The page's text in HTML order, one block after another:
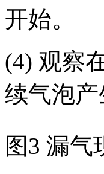
开始。
(4) 观察
续气泡产
图3 漏气